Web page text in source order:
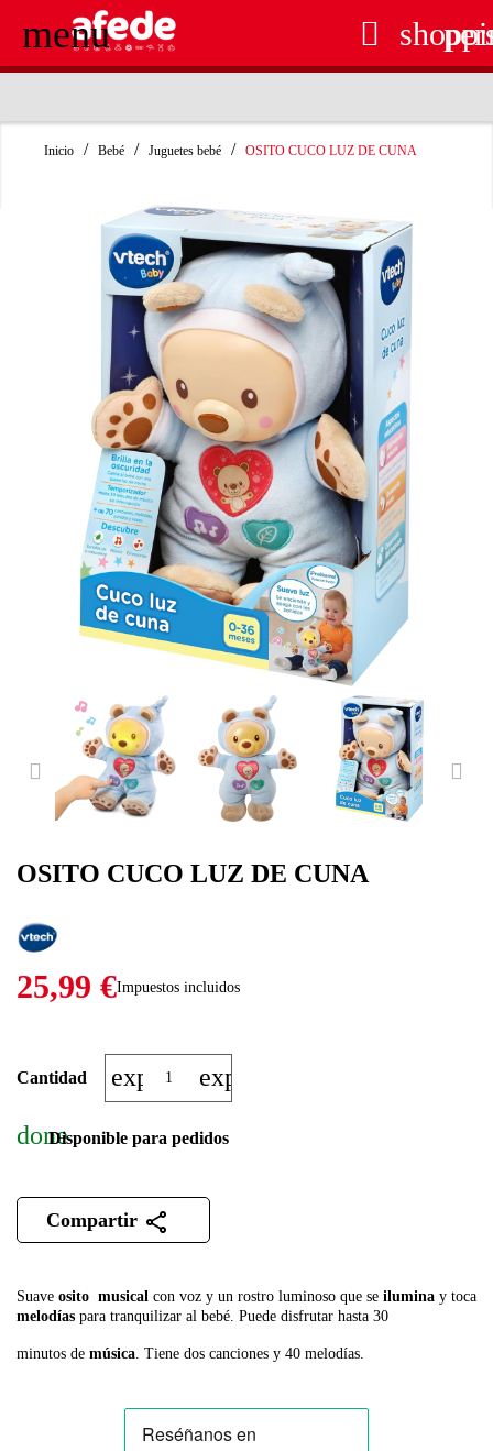
menu 
Inicio Bebé Juguetes bebé OSITO CUCO LUZ DE CUNA
OSITO CUCO LUZ DE CUNA
PREVIOUS
25,99 €Impuestos incluidos
Suave osito musical con voz y un rostro luminoso que se ilumina y toca
melodías para tranquilizar al bebé. Puede disfrutar hasta 30
minutos de música. Tiene dos canciones y 40 melodías.
Cantidad expand_moreexpand_less
doneDisponible para pedidos
Compartir